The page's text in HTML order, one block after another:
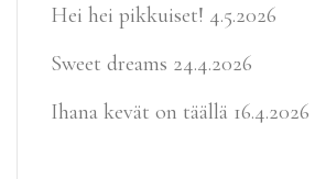
Hei hei pikkuiset! 4.5.2026
Sweet dreams 24.4.2026
Ihana kevät on täällä 16.4.2026